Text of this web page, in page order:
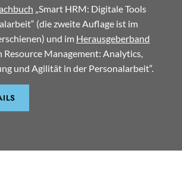
„Smart HRM: Digitale Tools
(die zweite Auflage ist im
und im Herausgeberband
Resource Management: Analytics,
und Agilität in der Personalarbeit“.